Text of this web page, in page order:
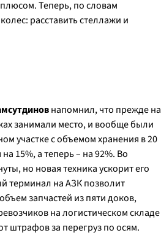
Теперь, по словам
расставить стеллажи и
напомнил, что прежде на
занимали место, и вообще были
участке с объемом хранения в 20
15%, а теперь – на 92%. Во
но новая техника ускорит его
терминал на АЗК позволит
запчастей из пяти доков,
на логистическом складе
штрафов за перегруз по осям.